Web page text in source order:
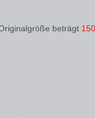
beträgt